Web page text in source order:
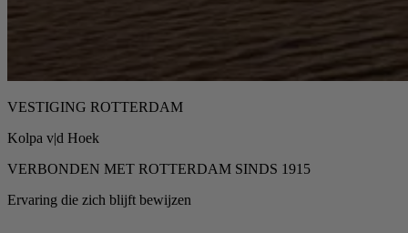
VESTIGING ROTTERDAM
Kolpa v|d Hoek
VERBONDEN MET ROTTERDAM SINDS 1915
Ervaring die zich blijft bewijzen